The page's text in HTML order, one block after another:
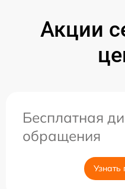
Акции
Бесплатная
обращения
Узнать